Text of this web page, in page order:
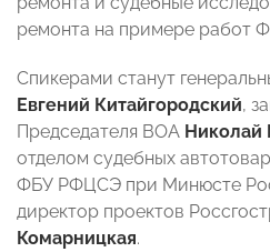
ремонта на примере работ
Спикерами станут
Евгений Китайгородский,
Председателя ВОА Николай
отделом судебных
ФБУ РФЦСЭ при Минюсте
директор проектов
Комарницкая.